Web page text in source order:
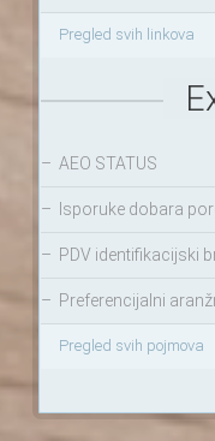
Pregled svih linkova
– AEO STATUS
– Isporuke dobara
– PDV identifikacijski
– Preferencijalni
Pregled svih pojmova